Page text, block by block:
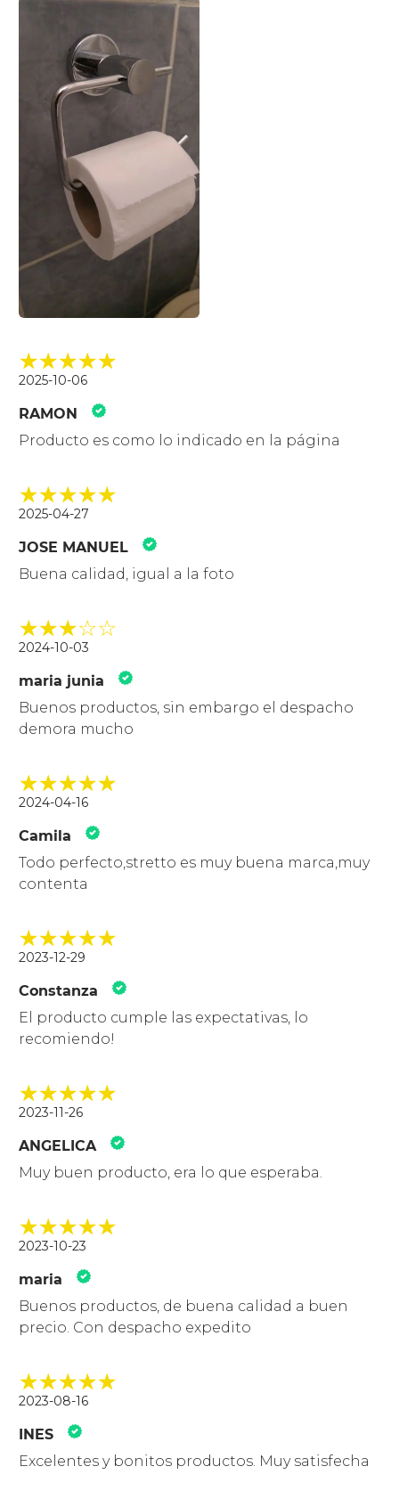
2025-10-06
RAMON
Producto es como lo indicado en la página
2025-04-27
JOSE MANUEL
Buena calidad, igual a la foto
2024-10-03
maria junia
Buenos productos, sin embargo el despacho
demora mucho
2024-04-16
Camila
Todo perfecto,stretto es muy buena marca,muy
contenta
2023-12-29
Constanza
El producto cumple las expectativas, lo
recomiendo!
2023-11-26
ANGELICA
Muy buen producto, era lo que esperaba.
2023-10-23
maria
Buenos productos, de buena calidad a buen
precio. Con despacho expedito
2023-08-16
INES
Excelentes y bonitos productos. Muy satisfecha